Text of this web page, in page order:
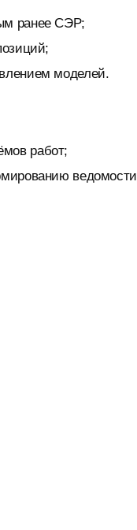
ранее СЭР;
моделей.
работ;
ведомости